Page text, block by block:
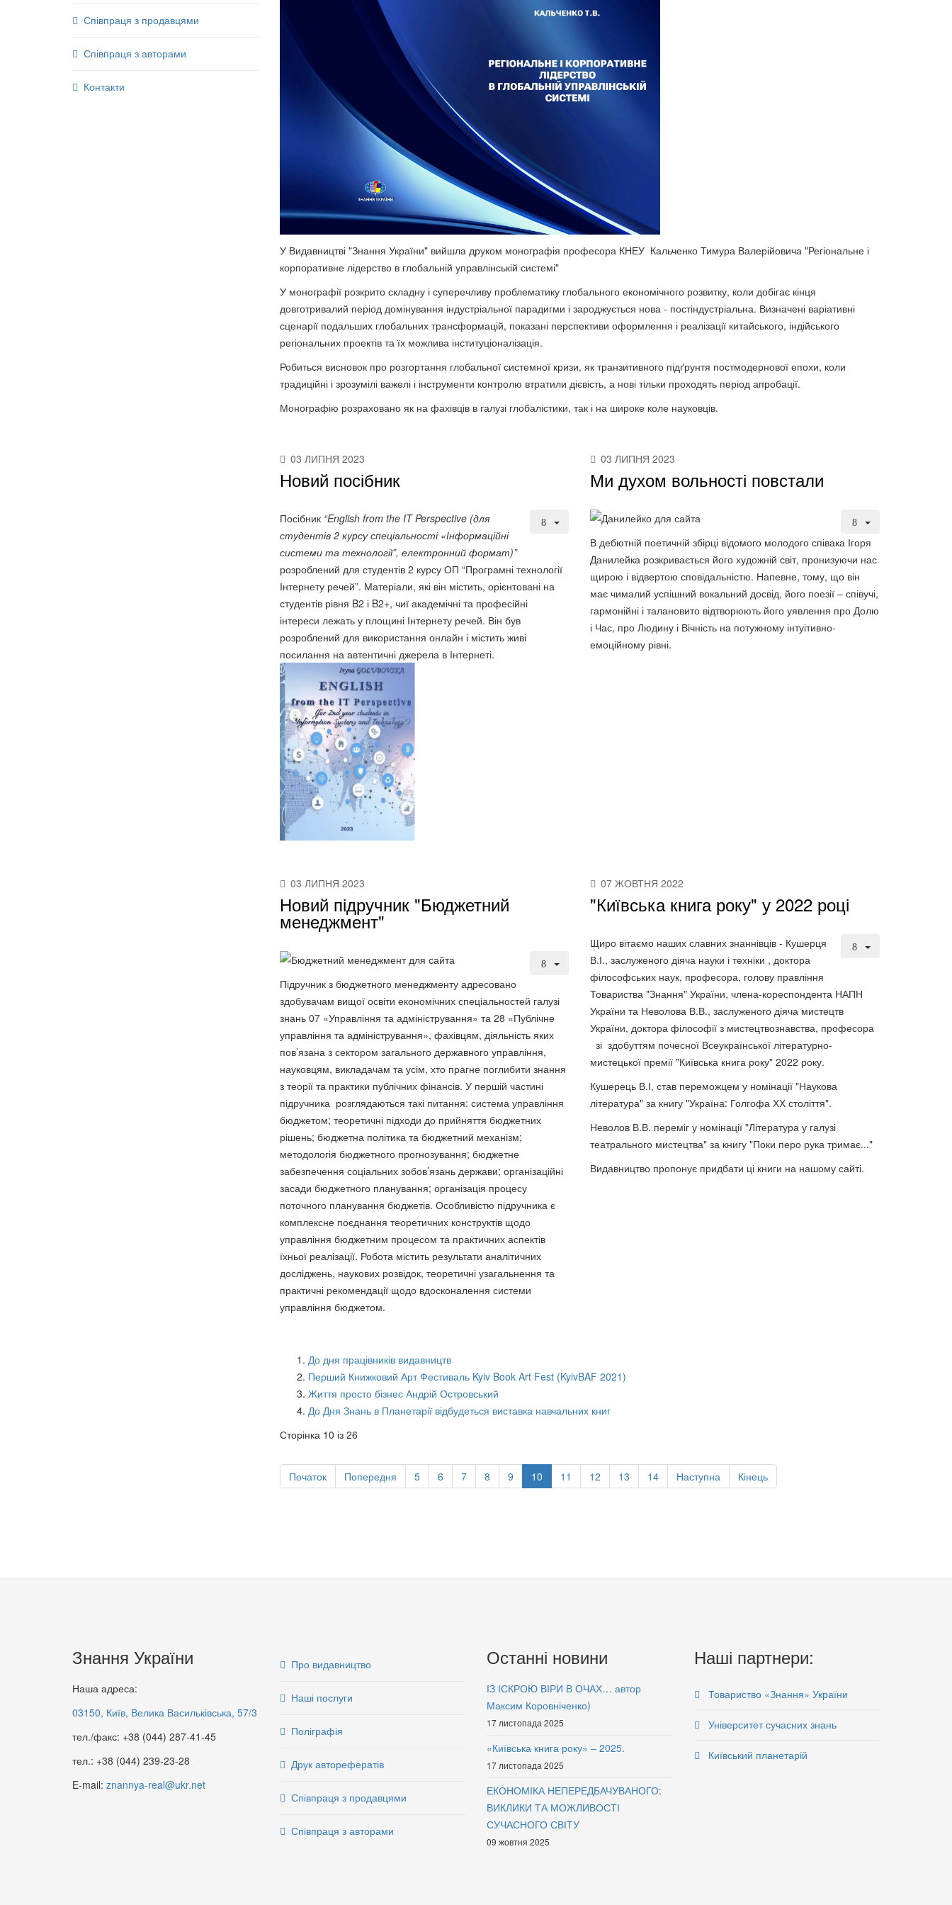
Співпраця з продавцями
Співпраця з авторами
Контакти
У Видавництві "Знання України" вийшла друком монографія професора КНЕУ Кальченко Тимура Валерійовича "Регіональне і
корпоративне лідерство в глобальній управлінській системі"
У монографії розкрито складну і суперечливу проблематику глобального економічного розвитку, коли добігає кінця
довготривалий період домінування індустріальної парадигми і зароджується нова - постіндустріальна. Визначені варіативні
сценарії подальших глобальних трансформацій, показані перспективи оформлення і реалізації китайського, індійського
регіональних проектів та їх можлива інституціоналізація.
Робиться висновок про розгортання глобальної системної кризи, як транзитивного підґрунтя постмодернової епохи, коли
традиційні і зрозумілі важелі і інструменти контролю втратили дієвість, а нові тільки проходять період апробації.
Монографію розраховано як на фахівців в галузі глобалістики, так і на широке коле науковців.
03 ЛИПНЯ 2023
Новий посібник
Посібник “English from the IT Perspective (для
студентів 2 курсу спеціальності «Інформаційні
системи та технології”, електронний формат)”
розроблений для студентів 2 курсу ОП “Програмні технології
Інтернету речей”. Матеріали, які він містить, орієнтовані на
студентів рівня B2 і B2+, чиї академічні та професійні
інтереси лежать у площині Інтернету речей. Він був
розроблений для використання онлайн і містить живі
посилання на автентичні джерела в Інтернеті.
03 ЛИПНЯ 2023
Ми духом вольності повстали
В дебютній поетичній збірці відомого молодого співака Ігоря
Данилейка розкривається його художній світ, пронизуючи нас
щирою і відвертою сповідальністю. Напевне, тому, що він
має чималий успішний вокальний досвід, його поезії – співучі,
гармонійні і талановито відтворюють його уявлення про Долю
і Час, про Людину і Вічність на потужному інтуітивно-
емоційному рівні.
03 ЛИПНЯ 2023
Новий підручник "Бюджетний
менеджмент"
Підручник з бюджетного менеджменту адресовано
здобувачам вищої освіти економічних спеціальностей галузі
знань 07 «Управління та адміністрування» та 28 «Публічне
управління та адміністрування», фахівцям, діяльність яких
пов’язана з сектором загального державного управління,
науковцям, викладачам та усім, хто прагне поглибити знання
з теорії та практики публічних фінансів. У першій частині
підручника розглядаються такі питання: система управління
бюджетом; теоретичні підходи до прийняття бюджетних
рішень; бюджетна політика та бюджетний механізм;
методологія бюджетного прогнозування; бюджетне
забезпечення соціальних зобов’язань держави; організаційні
засади бюджетного планування; організація процесу
поточного планування бюджетів. Особливістю підручника є
комплексне поєднання теоретичних конструктів щодо
управління бюджетним процесом та практичних аспектів
їхньої реалізації. Робота містить результати аналітичних
досліджень, наукових розвідок, теоретичні узагальнення та
практичні рекомендації щодо вдосконалення системи
управління бюджетом.
07 ЖОВТНЯ 2022
"Київська книга року" у 2022 році
Щиро вітаємо наших славних знаннівців - Кушерця
В.І., заслуженого діяча науки і техніки , доктора
філософських наук, професора, голову правління
Товариства "Знання" України, члена-кореспондента НАПН
України та Неволова В.В., заслуженого діяча мистецтв
України, доктора філософії з мистецтвознавства, професора
зі здобуттям почесної Всеукраїнської літературно-
мистецької премії "Київська книга року" 2022 року.
Кушерець В.І, став переможцем у номінації "Наукова
література" за книгу "Україна: Голгофа ХХ століття".
Неволов В.В. переміг у номінації "Література у галузі
театрального мистецтва" за книгу "Поки перо рука тримає..."
Видавництво пропонує придбати ці книги на нашому сайті.
До дня працівників видавництв
Перший Книжковий Арт Фестиваль Kyiv Book Art Fest (KyivBAF 2021)
Життя просто бізнес Андрій Островський
До Дня Знань в Планетарії відбудеться виставка навчальних книг
Сторінка 10 із 26
Початок Попередня 5 6 7 8 9 10 11 12 13 14 Наступна Кінець
Знання України
Наша адреса:
03150, Київ, Велика Васильківська, 57/3
тел./факс: +38 (044) 287-41-45
тел.: +38 (044) 239-23-28
E-mail: znannya-real@ukr.net
Про видавництво
Наші послуги
Поліграфія
Друк авторефератів
Співпраця з продавцями
Співпраця з авторами
Останні новини
ІЗ ІСКРОЮ ВІРИ В ОЧАХ… автор
Максим Коровніченко)
17 листопада 2025
«Київська книга року» – 2025.
17 листопада 2025
ЕКОНОМІКА НЕПЕРЕДБАЧУВАНОГО:
ВИКЛИКИ ТА МОЖЛИВОСТІ
СУЧАСНОГО СВІТУ
09 жовтня 2025
Наші партнери:
Товариство «Знання» України
Університет сучасних знань
Київський планетарій